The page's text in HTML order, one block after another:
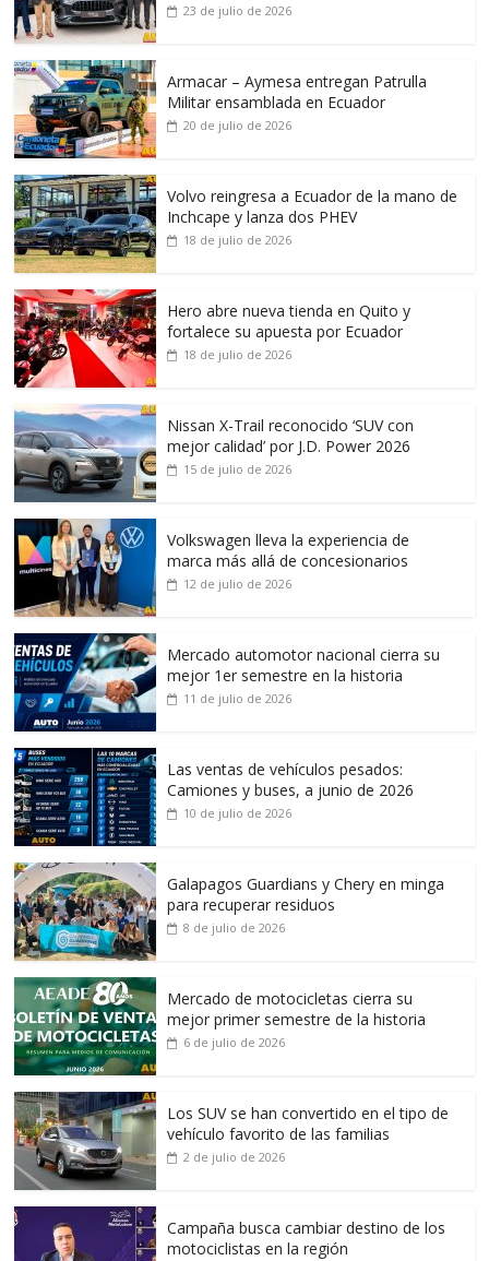
23 de julio de 2026
Armacar – Aymesa entregan Patrulla
Militar ensamblada en Ecuador
20 de julio de 2026
Volvo reingresa a Ecuador de la mano de
Inchcape y lanza dos PHEV
18 de julio de 2026
Hero abre nueva tienda en Quito y
fortalece su apuesta por Ecuador
18 de julio de 2026
Nissan X-Trail reconocido ‘SUV con
mejor calidad’ por J.D. Power 2026
15 de julio de 2026
Volkswagen lleva la experiencia de
marca más allá de concesionarios
12 de julio de 2026
Mercado automotor nacional cierra su
mejor 1er semestre en la historia
11 de julio de 2026
Las ventas de vehículos pesados:
Camiones y buses, a junio de 2026
10 de julio de 2026
Galapagos Guardians y Chery en minga
para recuperar residuos
8 de julio de 2026
Mercado de motocicletas cierra su
mejor primer semestre de la historia
6 de julio de 2026
Los SUV se han convertido en el tipo de
vehículo favorito de las familias
2 de julio de 2026
Campaña busca cambiar destino de los
motociclistas en la región